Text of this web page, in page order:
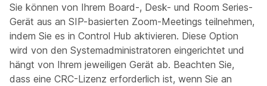
Sie können von Ihrem Board-, Desk- und Room Series-
Gerät aus an SIP-basierten Zoom-Meetings teilnehmen,
indem Sie es in Control Hub aktivieren. Diese Option
wird von den Systemadministratoren eingerichtet und
hängt von Ihrem jeweiligen Gerät ab. Beachten Sie,
dass eine CRC-Lizenz erforderlich ist, wenn Sie an